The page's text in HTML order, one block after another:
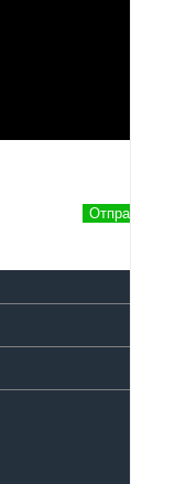
Отправить